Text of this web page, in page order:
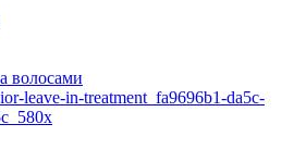
волосами